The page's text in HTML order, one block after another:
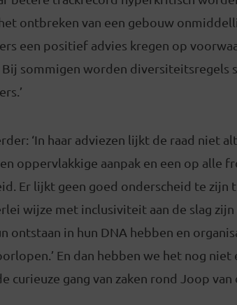
ontbreken van een gebouw
een positief advies kregen op
Bij sommigen worden diversiteitsregels
‘In haar adviezen lijkt de raad niet
oppervlakkige aanpak en een op alle
Er lijkt geen goed onderscheid te zijn
wijze met inclusiviteit aan de slag
ontstaan in hun DNA hebben en
En dan hebben we het nog niet
curieuze gang van zaken rond Joop van